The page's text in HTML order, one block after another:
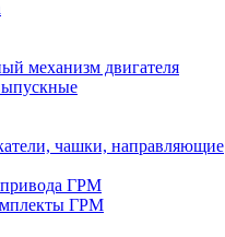
механизм двигателя
чашки, направляющие
привода ГРМ
ГРМ